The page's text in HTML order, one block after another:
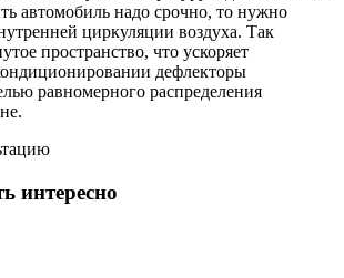
автомобиль надо срочно, то нужно
циркуляции воздуха. Так
пространство, что ускоряет
дефлекторы
равномерного распределения
интересно